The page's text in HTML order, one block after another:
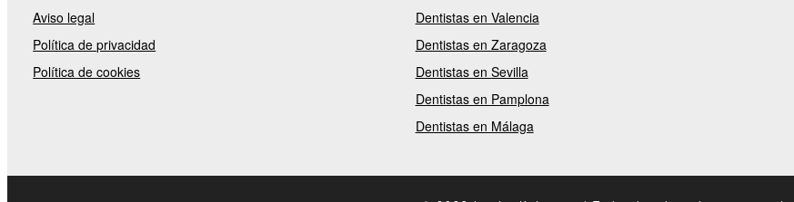
Aviso legal
Política de privacidad
Política de cookies
Dentistas en Valencia
Dentistas en Zaragoza
Dentistas en Sevilla
Dentistas en Pamplona
Dentistas en Málaga